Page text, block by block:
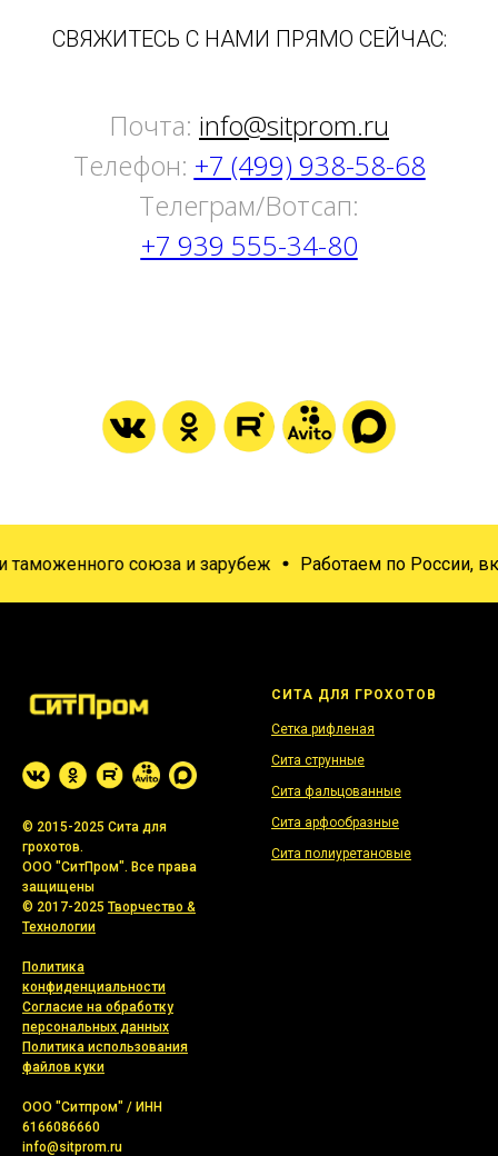
СВЯЖИТЕСЬ С НАМИ ПРЯМО СЕЙЧАС:
Почта: info@sitprom.ru
Телефон: +7 (499) 938-58-68
Tелеграм/Вотсап:
+7 939 555-34-80
союза и зарубеж Работаем по России,
© 2015-2025 Сита для
грохотов.
ООО "СитПром". Все права
защищены
© 2017-2025 Творчество &
Технологии
Политика
конфиденциальности
Согласие на обработку
персональных данных
Политика использования
файлов куки
ООО "Ситпром" / ИНН
6166086660
info@sitprom.ru
СИТА ДЛЯ ГРОХОТОВ
Сетка рифленая
Сита струнные
Сита фальцованные
Сита арфообразные
Сита полиуретановые